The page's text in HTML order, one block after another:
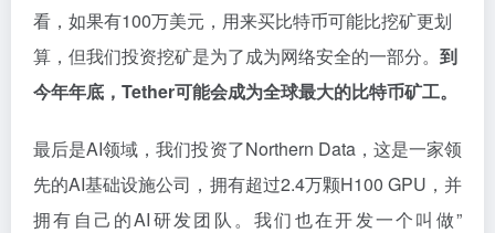
看，如果有100万美元，用来买比特币可能比挖矿更划
算，但我们投资挖矿是为了成为网络安全的一部分。 到
今年年底，Tether可能会成为全球最大的比特币矿工。
最后是AI领域，我们投资了Northern Data，这是一家领
先的AI基础设施公司，拥有超过2.4万颗H100 GPU，并
拥有自己的AI研发团队。我们也在开发一个叫做”